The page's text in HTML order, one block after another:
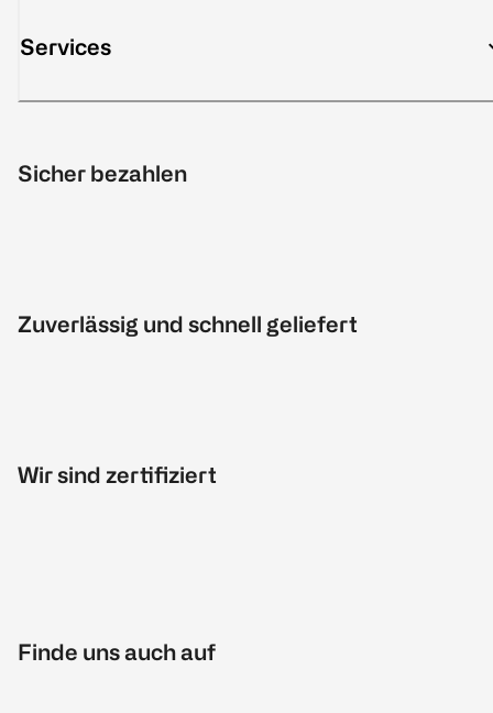
Services
Sicher bezahlen
Zuverlässig und schnell geliefert
Wir sind zertifiziert
Finde uns auch auf